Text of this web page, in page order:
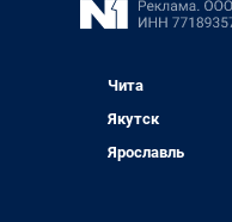
Чита
Якутск
Ярославль